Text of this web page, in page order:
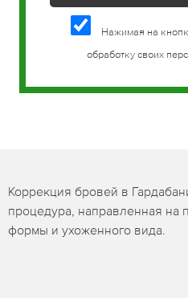
Нажимая на
обработку своих
Коррекция бровей в
процедура, направленная
формы и ухоженного вида.